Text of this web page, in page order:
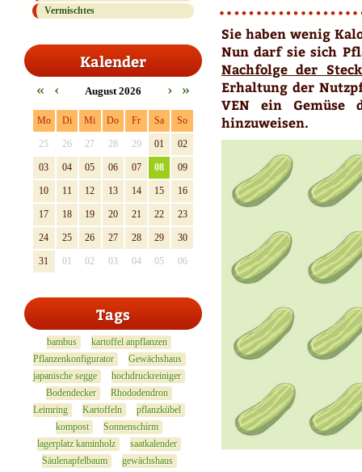
Vermischtes
Kalender
« ‹ August 2026 »
›
Mo Di Mi Do Fr Sa So
25 26 27 28 29 01 02
03 04 05 06 07 08 09
10 11 12 13 14 15 16
17 18 19 20 21 22 23
24 25 26 27 28 29 30
31 01 02 03 04 05 06
Tags
bambus
kartoffel anpflanzen
Pflanzenkonfigurator
Gewächshaus
japanische segge
hochdruckreiniger
Bodendecker
Rhododendron
Leimring
Kartoffeln
pflanzkübel
kompost
Sonnenschirm
lagerplatz kaminholz
saatkalender
Säulenapfelbaum
gewächshaus
Sie haben wenig
Nun darf sie sich
Nachfolge der
Erhaltung der
VEN ein Gemüse
hinzuweisen.